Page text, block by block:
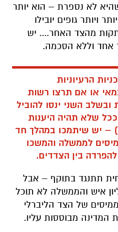
לא נספרת – הוא יותר
ויותר גופים יובילו
מהצד האחר.... יש
אחד וללא הסכמה.
הרעיוניות
או אם תרצו רשות
השני ינסו להוביל
שלא תהיה היענות
– יש שיתמכו במהלך חד
לממשלה והמשכו
בין הצדדים.
תתנגד בתוקף – אבל
איש והממשלה לא תוכל
של הצד הליברלי